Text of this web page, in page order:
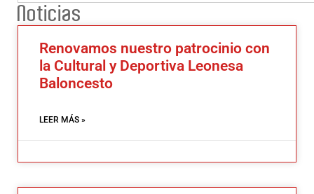
Noticias
Renovamos nuestro patrocinio con
la Cultural y Deportiva Leonesa
Baloncesto
LEER MÁS »